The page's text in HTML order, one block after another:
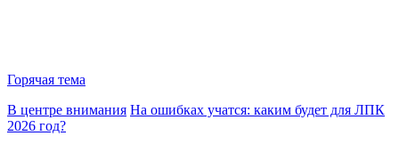
Горячая тема
В центре внимания На ошибках учатся: каким будет для ЛПК
2026 год?